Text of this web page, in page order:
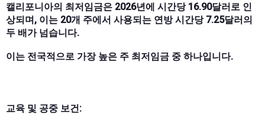
캘리포니아의 최저임금은 2026년에 시간당 16.90달러로 인
상되며, 이는 20개 주에서 사용되는 연방 시간당 7.25달러의
두 배가 넘습니다.
이는 전국적으로 가장 높은 주 최저임금 중 하나입니다.
교육 및 공중 보건: